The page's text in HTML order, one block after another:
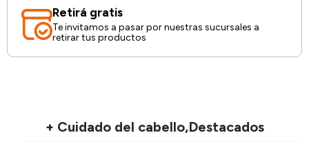
Retirá gratis
Te invitamos a pasar por nuestras sucursales a
retirar tus productos
+ Cuidado del cabello,Destacados